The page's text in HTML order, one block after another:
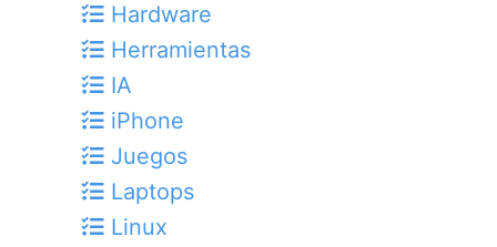
Hardware
Herramientas
IA
iPhone
Juegos
Laptops
Linux